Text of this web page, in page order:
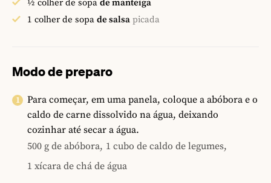
½ colher de sopa de manteiga
1 colher de sopa de salsa picada
Modo de preparo
Para começar, em uma panela, coloque a abóbora e o
caldo de carne dissolvido na água, deixando
cozinhar até secar a água.
500 g de abóbora, 1 cubo de caldo de legumes,
1 xícara de chá de água